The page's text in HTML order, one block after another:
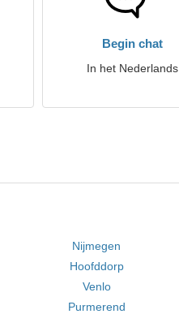
Begin chat
In het Nederlands
Nijmegen
Hoofddorp
Venlo
Purmerend